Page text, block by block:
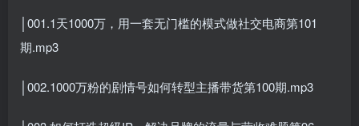
│001.1天1000万，用一套无门槛的模式做社交电商第101
期.mp3
│002.1000万粉的剧情号如何转型主播带货第100期.mp3